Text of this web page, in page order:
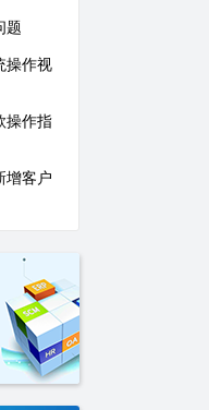
题
操作视
操作指
增客户